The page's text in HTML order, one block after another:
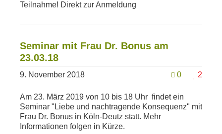
Teilnahme! Direkt zur Anmeldung
Seminar mit Frau Dr. Bonus am
23.03.18
0 2
9. November 2018
Am 23. März 2019 von 10 bis 18 Uhr findet ein
Seminar "Liebe und nachtragende Konsequenz" mit
Frau Dr. Bonus in Köln-Deutz statt. Mehr
Informationen folgen in Kürze.